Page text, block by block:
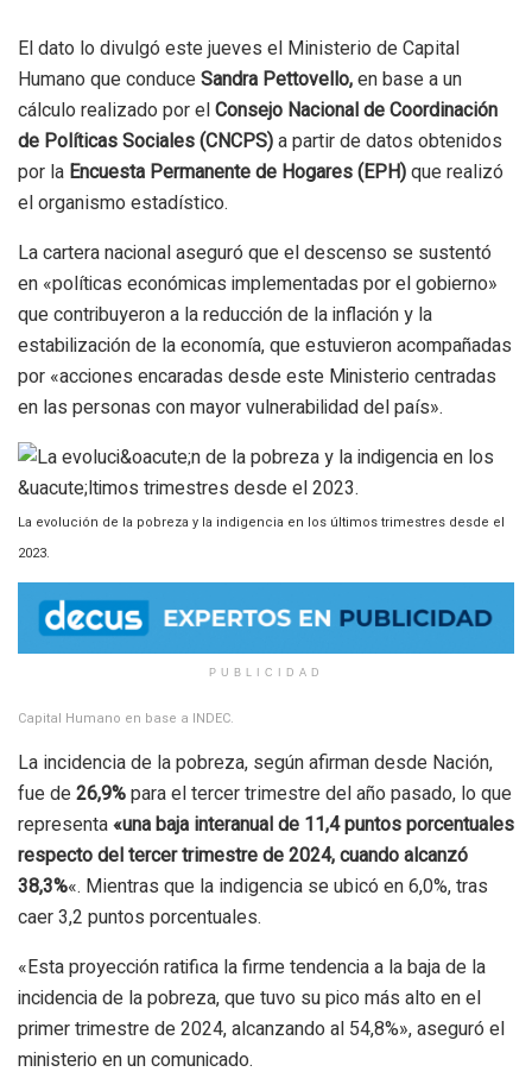
El dato lo divulgó este jueves el Ministerio de Capital
Humano que conduce Sandra Pettovello, en base a un
cálculo realizado por el Consejo Nacional de Coordinación
de Políticas Sociales (CNCPS) a partir de datos obtenidos
por la Encuesta Permanente de Hogares (EPH) que realizó
el organismo estadístico.
La cartera nacional aseguró que el descenso se sustentó
en «políticas económicas implementadas por el gobierno»
que contribuyeron a la reducción de la inflación y la
estabilización de la economía, que estuvieron acompañadas
por «acciones encaradas desde este Ministerio centradas
en las personas con mayor vulnerabilidad del país».
La evolución de la pobreza y la indigencia en los últimos trimestres desde el
2023.
PUBLICIDAD
Capital Humano en base a INDEC.
La incidencia de la pobreza, según afirman desde Nación,
fue de 26,9% para el tercer trimestre del año pasado, lo que
representa «una baja interanual de 11,4 puntos porcentuales
respecto del tercer trimestre de 2024, cuando alcanzó
38,3%«. Mientras que la indigencia se ubicó en 6,0%, tras
caer 3,2 puntos porcentuales.
«Esta proyección ratifica la firme tendencia a la baja de la
incidencia de la pobreza, que tuvo su pico más alto en el
primer trimestre de 2024, alcanzando al 54,8%», aseguró el
ministerio en un comunicado.